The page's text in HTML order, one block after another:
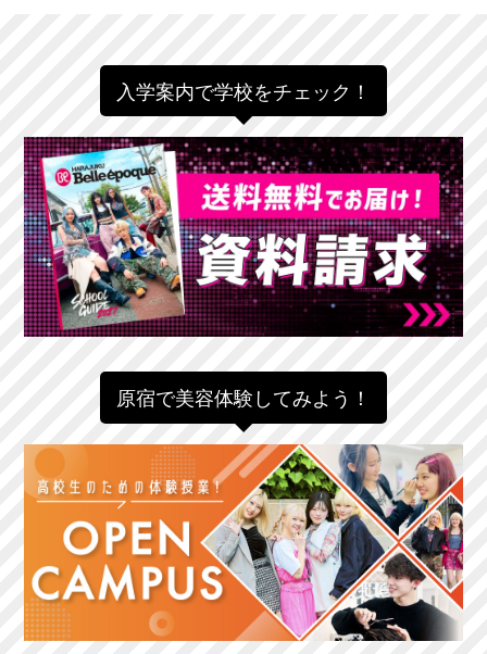
入学案内で学校をチェック！
原宿で美容体験してみよう！